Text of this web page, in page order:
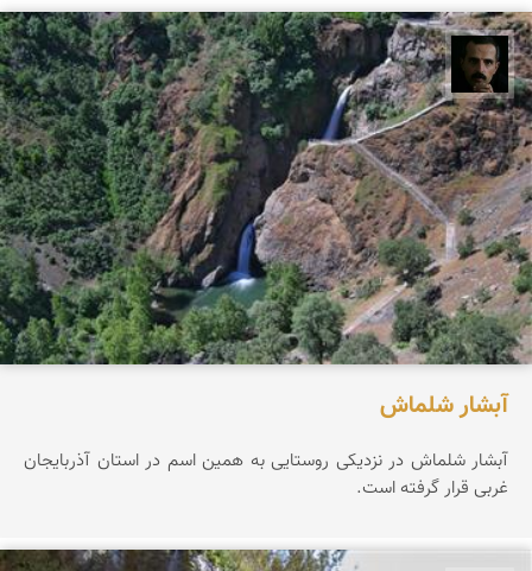
عباس رحمانی
آبشار شلماش
آبشار شلماش در نزدیکی روستایی به همین اسم در استان آذربایجان
غربی قرار گرفته است.